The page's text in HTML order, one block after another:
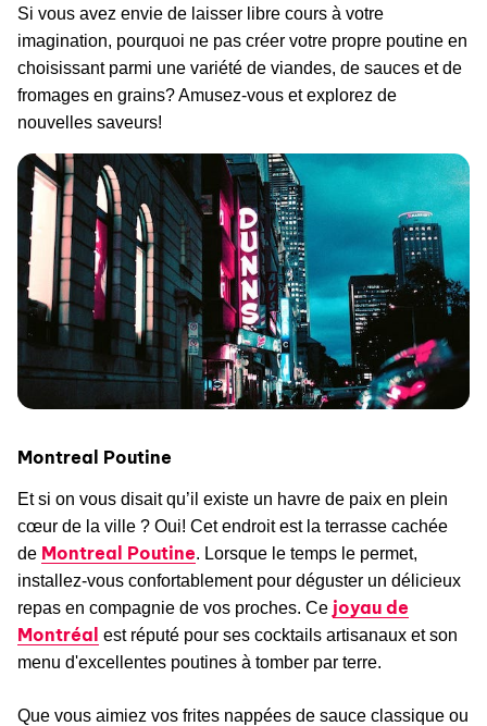
Si vous avez envie de laisser libre cours à votre
imagination, pourquoi ne pas créer votre propre poutine en
choisissant parmi une variété de viandes, de sauces et de
fromages en grains? Amusez-vous et explorez de
nouvelles saveurs!
Montreal Poutine
Et si on vous disait qu’il existe un havre de paix en plein
cœur de la ville ? Oui! Cet endroit est la terrasse cachée
de Montreal Poutine. Lorsque le temps le permet,
installez-vous confortablement pour déguster un délicieux
repas en compagnie de vos proches. Ce joyau de
Montréal est réputé pour ses cocktails artisanaux et son
menu d'excellentes poutines à tomber par terre.
Que vous aimiez vos frites nappées de sauce classique ou